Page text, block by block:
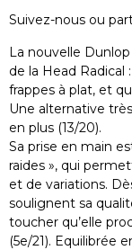
Suivez-nous ou
La nouvelle
de la Head Radical
frappes à plat, et
Une alternative
en plus (13/20).
Sa prise en main
raides », qui
et de variations.
soulignent sa
toucher qu’elle
(5e/21). Equilibrée